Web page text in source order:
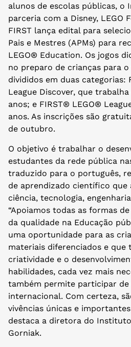
alunos de escolas públicas, o
parceria com a Disney, LEGO
FIRST lança edital para
Pais e Mestres (APMs) para
LEGO® Education. Os jogos
no preparo de crianças para
divididos em duas categorias:
League Discover, que
anos; e FIRST® LEGO®
anos. As inscrições são
de outubro.
O objetivo é trabalhar o
estudantes da rede pública
traduzido para o português,
de aprendizado científico que
ciência, tecnologia,
“Apoiamos todas as formas
da qualidade na Educação
uma oportunidade para as
materiais diferenciados e que
criatividade e o
habilidades, cada vez mais
também permite participar
internacional. Com certeza,
vivências únicas e
destaca a diretora do
Gorniak.